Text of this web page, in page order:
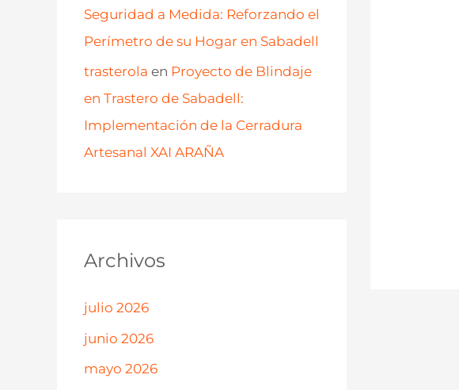
Seguridad a Medida: Reforzando el
Perímetro de su Hogar en Sabadell
trasterola en Proyecto de Blindaje
en Trastero de Sabadell:
Implementación de la Cerradura
Artesanal XAI ARAÑA
Archivos
julio 2026
junio 2026
mayo 2026